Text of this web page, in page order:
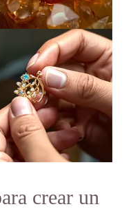
crear un